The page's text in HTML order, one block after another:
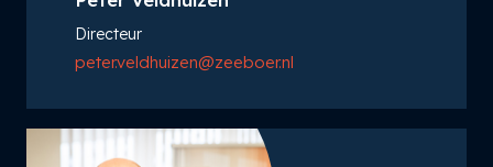
Directeur
peter.veldhuizen@zeeboer.nl